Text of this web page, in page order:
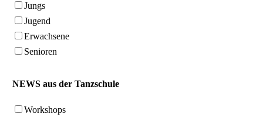
Jungs
Jugend
Erwachsene
Senioren
NEWS aus der Tanzschule
Workshops